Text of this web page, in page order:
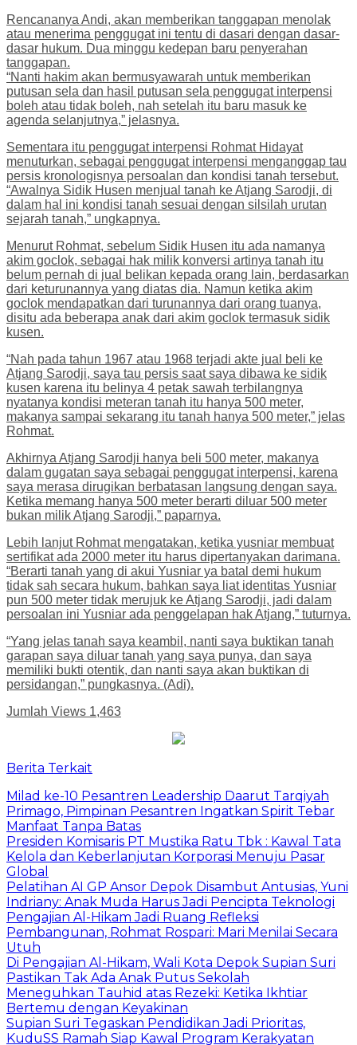
Rencananya Andi, akan memberikan tanggapan menolak
atau menerima penggugat ini tentu di dasari dengan dasar-
dasar hukum. Dua minggu kedepan baru penyerahan
tanggapan.
“Nanti hakim akan bermusyawarah untuk memberikan
putusan sela dan hasil putusan sela penggugat interpensi
boleh atau tidak boleh, nah setelah itu baru masuk ke
agenda selanjutnya,” jelasnya.
Sementara itu penggugat interpensi Rohmat Hidayat
menuturkan, sebagai penggugat interpensi menganggap tau
persis kronologisnya persoalan dan kondisi tanah tersebut.
“Awalnya Sidik Husen menjual tanah ke Atjang Sarodji, di
dalam hal ini kondisi tanah sesuai dengan silsilah urutan
sejarah tanah,” ungkapnya.
Menurut Rohmat, sebelum Sidik Husen itu ada namanya
akim goclok, sebagai hak milik konversi artinya tanah itu
belum pernah di jual belikan kepada orang lain, berdasarkan
dari keturunannya yang diatas dia. Namun ketika akim
goclok mendapatkan dari turunannya dari orang tuanya,
disitu ada beberapa anak dari akim goclok termasuk sidik
kusen.
“Nah pada tahun 1967 atau 1968 terjadi akte jual beli ke
Atjang Sarodji, saya tau persis saat saya dibawa ke sidik
kusen karena itu belinya 4 petak sawah terbilangnya
nyatanya kondisi meteran tanah itu hanya 500 meter,
makanya sampai sekarang itu tanah hanya 500 meter,” jelas
Rohmat.
Akhirnya Atjang Sarodji hanya beli 500 meter, makanya
dalam gugatan saya sebagai penggugat interpensi, karena
saya merasa dirugikan berbatasan langsung dengan saya.
Ketika memang hanya 500 meter berarti diluar 500 meter
bukan milik Atjang Sarodji,” paparnya.
Lebih lanjut Rohmat mengatakan, ketika yusniar membuat
sertifikat ada 2000 meter itu harus dipertanyakan darimana.
“Berarti tanah yang di akui Yusniar ya batal demi hukum
tidak sah secara hukum, bahkan saya liat identitas Yusniar
pun 500 meter tidak merujuk ke Atjang Sarodji, jadi dalam
persoalan ini Yusniar ada penggelapan hak Atjang,” tuturnya.
“Yang jelas tanah saya keambil, nanti saya buktikan tanah
garapan saya diluar tanah yang saya punya, dan saya
memiliki bukti otentik, dan nanti saya akan buktikan di
persidangan,” pungkasnya. (Adi).
Jumlah Views 1,463
Berita Terkait
Milad ke-10 Pesantren Leadership Daarut Tarqiyah
Primago, Pimpinan Pesantren Ingatkan Spirit Tebar
Manfaat Tanpa Batas
Presiden Komisaris PT Mustika Ratu Tbk : Kawal Tata
Kelola dan Keberlanjutan Korporasi Menuju Pasar
Global
Pelatihan AI GP Ansor Depok Disambut Antusias, Yuni
Indriany: Anak Muda Harus Jadi Pencipta Teknologi
Pengajian Al-Hikam Jadi Ruang Refleksi
Pembangunan, Rohmat Rospari: Mari Menilai Secara
Utuh
Di Pengajian Al-Hikam, Wali Kota Depok Supian Suri
Pastikan Tak Ada Anak Putus Sekolah
Meneguhkan Tauhid atas Rezeki: Ketika Ikhtiar
Bertemu dengan Keyakinan
Supian Suri Tegaskan Pendidikan Jadi Prioritas,
KuduSS Ramah Siap Kawal Program Kerakyatan